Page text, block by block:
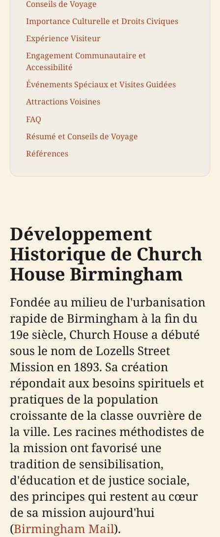
Conseils de Voyage
Importance Culturelle et Droits Civiques
Expérience Visiteur
Engagement Communautaire et
Accessibilité
Événements Spéciaux et Visites Guidées
Attractions Voisines
FAQ
Résumé et Conseils de Voyage
Références
Développement
Historique de Church
House Birmingham
Fondée au milieu de l'urbanisation
rapide de Birmingham à la fin du
19e siècle, Church House a débuté
sous le nom de Lozells Street
Mission en 1893. Sa création
répondait aux besoins spirituels et
pratiques de la population
croissante de la classe ouvrière de
la ville. Les racines méthodistes de
la mission ont favorisé une
tradition de sensibilisation,
d'éducation et de justice sociale,
des principes qui restent au cœur
de sa mission aujourd'hui
(Birmingham Mail).